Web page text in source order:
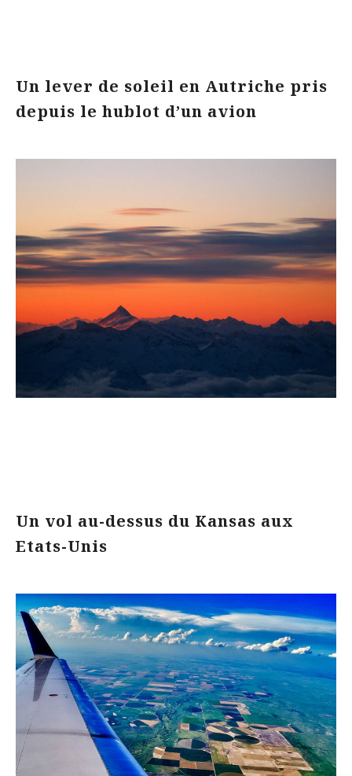
Un lever de soleil en Autriche pris
depuis le hublot d’un avion
Un vol au-dessus du Kansas aux
Etats-Unis